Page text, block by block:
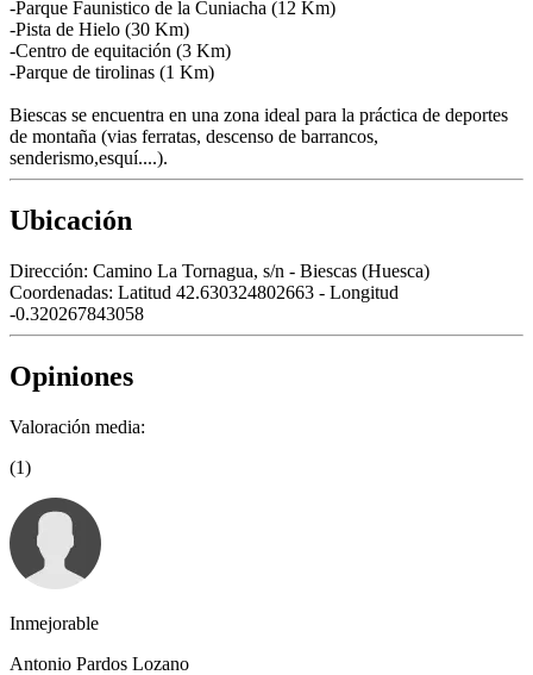
-Parque Faunistico de la Cuniacha (12 Km)
-Pista de Hielo (30 Km)
-Centro de equitación (3 Km)
-Parque de tirolinas (1 Km)
Biescas se encuentra en una zona ideal para la práctica de deportes
de montaña (vias ferratas, descenso de barrancos,
senderismo,esquí....).
Ubicación
Dirección: Camino La Tornagua, s/n - Biescas (Huesca)
Coordenadas: Latitud 42.630324802663 - Longitud
-0.320267843058
Opiniones
Valoración media:
(1)
Inmejorable
Antonio Pardos Lozano